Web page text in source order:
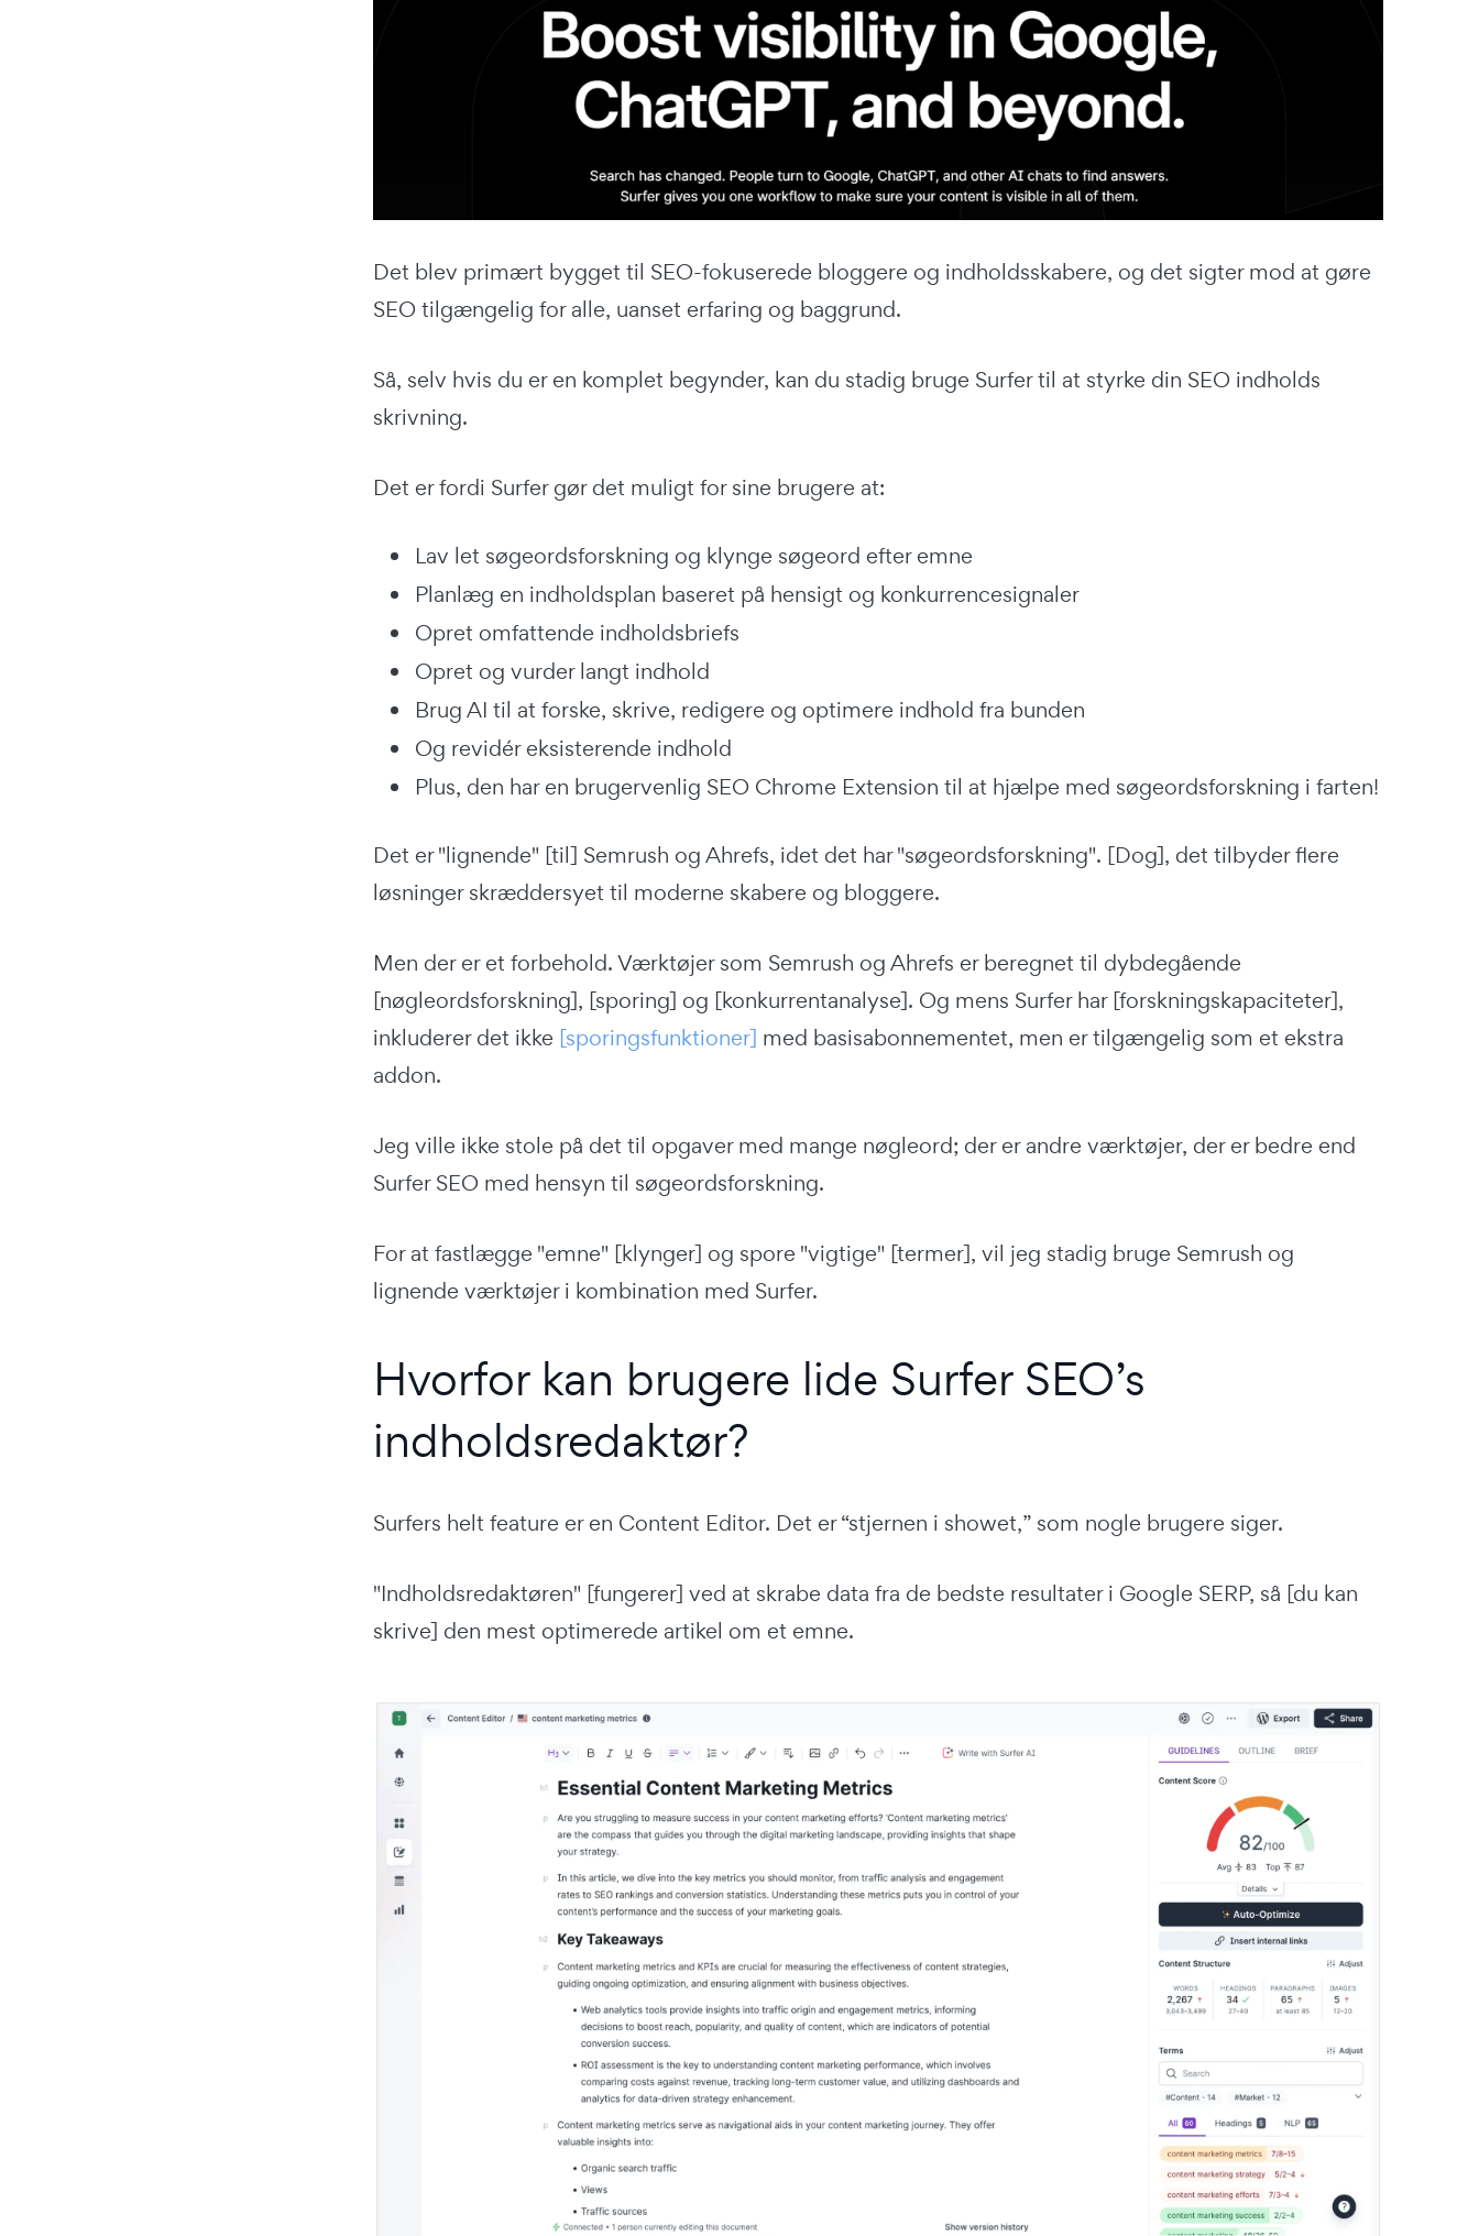
Det blev primært bygget til SEO-fokuserede bloggere og indholdsskabere, og det sigter mod at gøre
SEO tilgængelig for alle, uanset erfaring og baggrund.
Så, selv hvis du er en komplet begynder, kan du stadig bruge Surfer til at styrke din SEO indholds
skrivning.
Det er fordi Surfer gør det muligt for sine brugere at:
Lav let søgeordsforskning og klynge søgeord efter emne
Planlæg en indholdsplan baseret på hensigt og konkurrencesignaler
Opret omfattende indholdsbriefs
Opret og vurder langt indhold
Brug AI til at forske, skrive, redigere og optimere indhold fra bunden
Og revidér eksisterende indhold
Plus, den har en brugervenlig SEO Chrome Extension til at hjælpe med søgeordsforskning i farten!
Det er "lignende" [til] Semrush og Ahrefs, idet det har "søgeordsforskning". [Dog], det tilbyder flere
løsninger skræddersyet til moderne skabere og bloggere.
Men der er et forbehold. Værktøjer som Semrush og Ahrefs er beregnet til dybdegående
[nøgleordsforskning], [sporing] og [konkurrentanalyse]. Og mens Surfer har [forskningskapaciteter],
inkluderer det ikke [sporingsfunktioner] med basisabonnementet, men er tilgængelig som et ekstra
addon.
Jeg ville ikke stole på det til opgaver med mange nøgleord; der er andre værktøjer, der er bedre end
Surfer SEO med hensyn til søgeordsforskning.
For at fastlægge "emne" [klynger] og spore "vigtige" [termer], vil jeg stadig bruge Semrush og
lignende værktøjer i kombination med Surfer.
Hvorfor kan brugere lide Surfer SEO’s
indholdsredaktør?
Surfers helt feature er en Content Editor. Det er “stjernen i showet,” som nogle brugere siger.
"Indholdsredaktøren" [fungerer] ved at skrabe data fra de bedste resultater i Google SERP, så [du kan
skrive] den mest optimerede artikel om et emne.